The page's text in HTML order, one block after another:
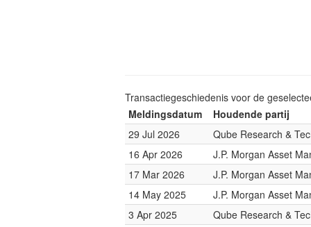
Transactiegeschiedenis voor de
Meldingsdatum
Houdende partij
29 Jul 2026
Qube Research &
16 Apr 2026
J.P. Morgan Asset
17 Mar 2026
J.P. Morgan Asset
14 May 2025
J.P. Morgan Asset
3 Apr 2025
Qube Research &